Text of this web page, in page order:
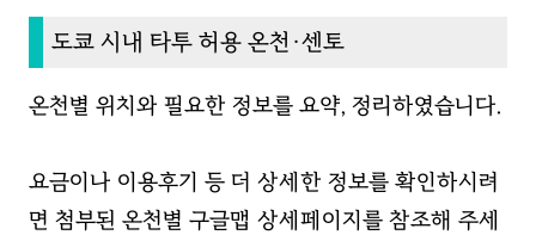
도쿄 시내 타투 허용 온천·센토
온천별 위치와 필요한 정보를 요약, 정리하였습니다.
요금이나 이용후기 등 더 상세한 정보를 확인하시려
면 첨부된 온천별 구글맵 상세페이지를 참조해 주세